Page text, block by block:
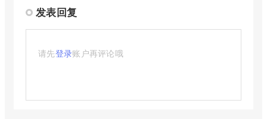
发表回复
请先登录账户再评论哦